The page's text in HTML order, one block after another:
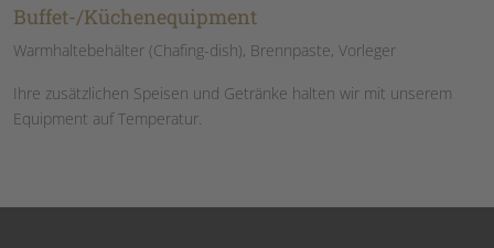
Buffet-/Küchenequipment
Warmhaltebehälter (Chafing-dish), Brennpaste, Vorleger
Ihre zusätzlichen Speisen und Getränke halten wir mit unserem
Equipment auf Temperatur.